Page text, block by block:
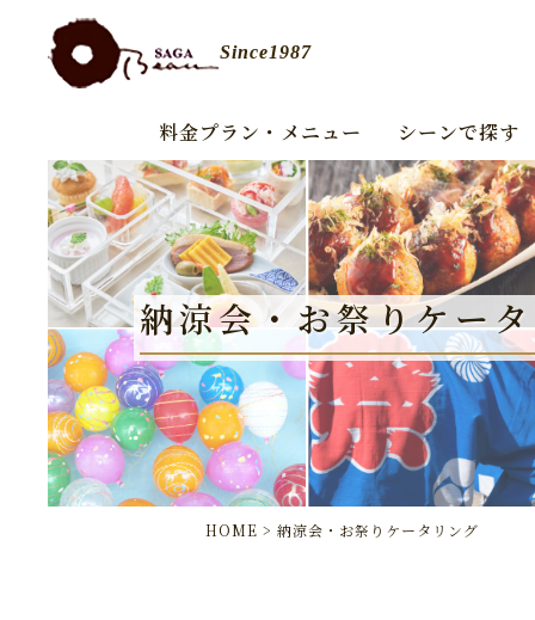
Since1987
料金プラン・メニュー シーンで探す
納涼会・お祭りケー
HOME > 納涼会・お祭りケータリング